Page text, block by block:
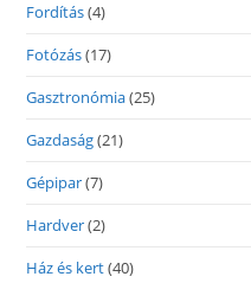
Fordítás(4)
Fotózás(17)
Gasztronómia(25)
Gazdaság(21)
Gépipar(7)
Hardver(2)
Ház és kert(40)